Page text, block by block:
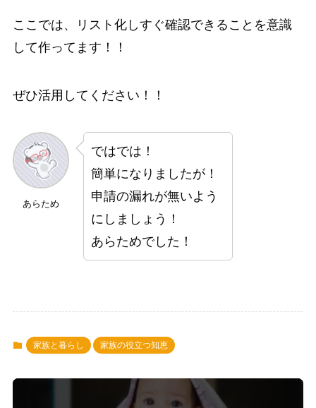
ここでは、リスト化しすぐ確認できることを意識
して作ってます！！
ぜひ活用してください！！
あらため
ではでは！
簡単になりましたが！
申請の漏れが無いよう
にしましょう！
あらためでした！
家族と暮らし 家族の役立つ知恵